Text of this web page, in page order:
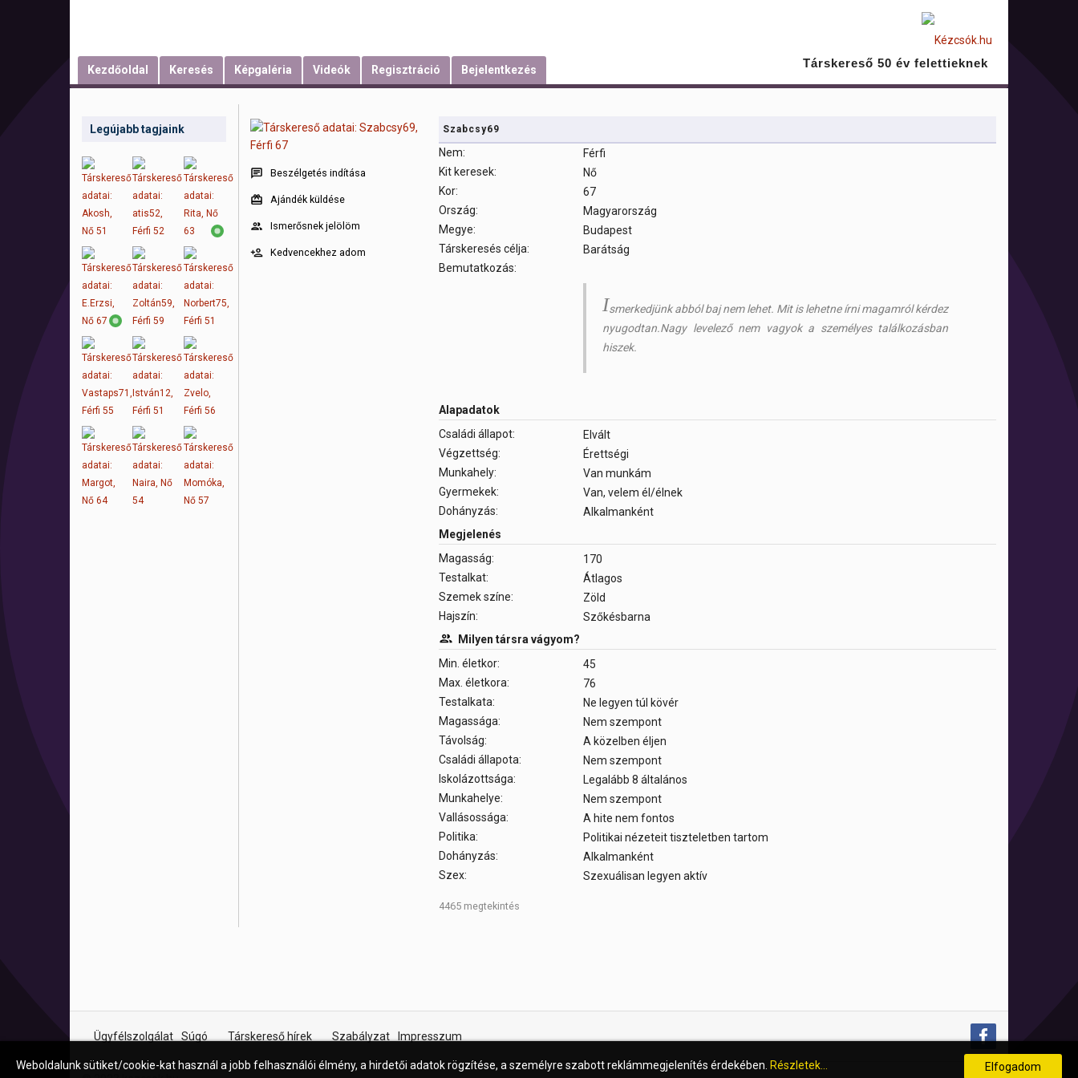
Kezdőoldal Keresés Képgaléria Videók Regisztráció Bejelentkezés Társkereső 50 év felettieknek
Legújabb tagjaink
Beszélgetés indítása
Ajándék küldése
Ismerősnek jelölöm
Kedvencekhez adom
Szabcsy69
Nem:
Férfi
Kit keresek:
Nő
Kor:
67
Ország:
Magyarország
Megye:
Budapest
Társkeresés célja:
Barátság
Bemutatkozás:
Ismerkedjünk abból baj nem lehet. Mit is lehetne írni magamról kérdez
nyugodtan.Nagy levelező nem vagyok a személyes találkozásban
hiszek.
Alapadatok
Családi állapot:
Elvált
Végzettség:
Érettségi
Munkahely:
Van munkám
Gyermekek:
Van, velem él/élnek
Dohányzás:
Alkalmanként
Megjelenés
Magasság:
170
Testalkat:
Átlagos
Szemek színe:
Zöld
Hajszín:
Szőkésbarna
Milyen társra vágyom?
Min. életkor:
45
Max. életkora:
76
Testalkata:
Ne legyen túl kövér
Magassága:
Nem szempont
Távolság:
A közelben éljen
Családi állapota:
Nem szempont
Iskolázottsága:
Legalább 8 általános
Munkahelye:
Nem szempont
Vallásossága:
A hite nem fontos
Politika:
Politikai nézeteit tiszteletben tartom
Dohányzás:
Alkalmanként
Szex:
Szexuálisan legyen aktív
4465 megtekintés
Ügyfélszolgálat Súgó Társkereső hírek Szabályzat Impresszum
Weboldalunk sütiket/cookie-kat használ a jobb felhasználói élmény, a hirdetői adatok rögzítése, a személyre szabott reklámmegjelenítés érdekében. Részletek... Elfogadom